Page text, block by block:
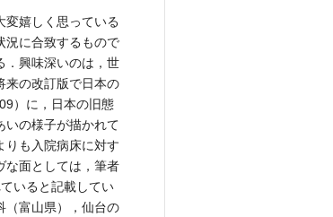
嬉しく思っている
況に合致するもので
．興味深いのは，世
来の改訂版で日本の
）に，日本の旧態
いの様子が描かれて
りも入院病床に対す
な面としては，筆者
いると記載してい
（富山県），仙台の